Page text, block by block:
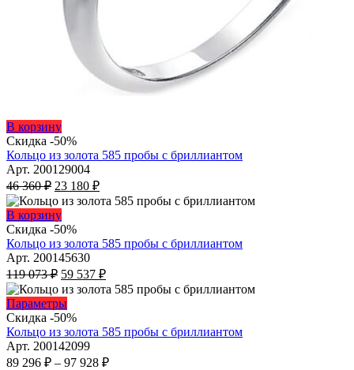
В корзинуЭтот
товар
имеет
несколько
вариаций.
Опции
можно
выбрать
на
странице
товара.
Скидка -50%
Кольцо из золота 585 пробы с бриллиантом
Арт. 200129004
46 360₽ Первоначальная
цена
составляла
46
360 ₽.
23 180 ₽Текущая
цена:
В корзинуЭтот
товар
имеет
несколько
вариаций.
Опции
можно
выбрать
на
странице
товара.
Скидка -50%
Кольцо из золота 585 пробы с бриллиантом
Арт. 200145630
119 073₽ Первоначальная
цена
составляла
119
073 ₽.
59 537 ₽Текущая
цена:
ПараметрыЭтот
товар
имеет
несколько
вариаций.
Скидка -50%
Кольцо из золота 585 пробы с бриллиантом
Арт. 200142099
89 296 ₽ – 97 928 ₽Диапазон